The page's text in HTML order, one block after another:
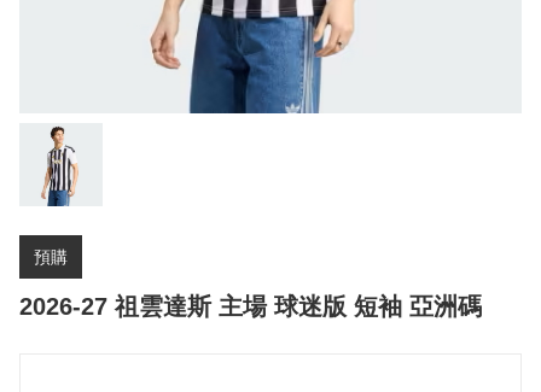
預購
2026-27 祖雲達斯 主場 球迷版 短袖 亞洲碼